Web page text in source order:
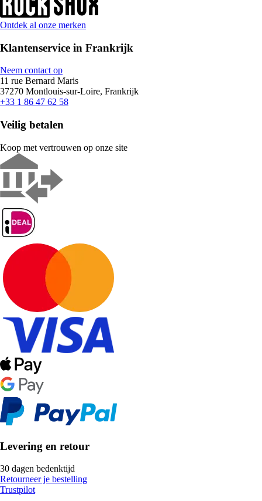
Ontdek al onze merken
Klantenservice in Frankrijk
Neem contact op
11 rue Bernard Maris
37270 Montlouis-sur-Loire, Frankrijk
+33 1 86 47 62 58
Veilig betalen
Koop met vertrouwen op onze site
Levering en retour
30 dagen bedenktijd
Retourneer je bestelling
Trustpilot